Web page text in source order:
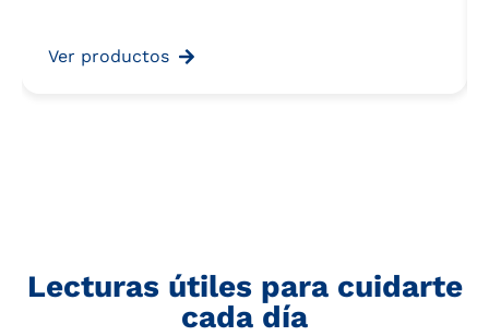
Ver productos
Lecturas útiles para cuidarte
cada día